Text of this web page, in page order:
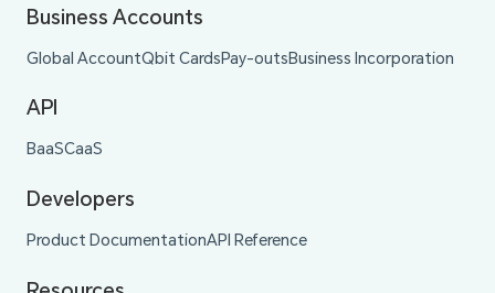
Business Accounts
Global AccountQbit CardsPay-outsBusiness Incorporation
API
BaaSCaaS
Developers
Product DocumentationAPI Reference